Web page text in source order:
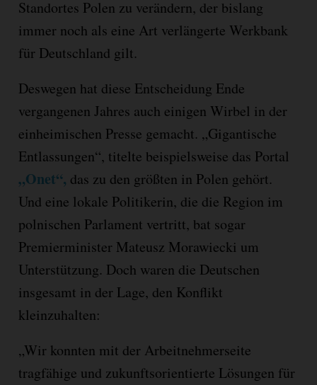
Standortes Polen zu verändern, der bislang
immer noch als eine Art verlängerte Werkbank
für Deutschland gilt.
Deswegen hat diese Entscheidung Ende
vergangenen Jahres auch einigen Wirbel in der
einheimischen Presse gemacht. „Gigantische
Entlassungen“, titelte beispielsweise das Portal
„Onet“, das zu den größten in Polen gehört.
Und eine lokale Politikerin, die die Region im
polnischen Parlament vertritt, bat sogar
Premierminister Mateusz Morawiecki um
Unterstützung. Doch waren die Deutschen
insgesamt in der Lage, den Konflikt
kleinzuhalten:
„Wir konnten mit der Arbeitnehmerseite
tragfähige und zukunftsorientierte Lösungen für